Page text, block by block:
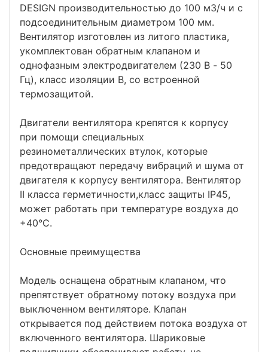
DESIGN производительностью до 100 м3/ч и с
подсоединительным диаметром 100 мм.
Вентилятор изготовлен из литого пластика,
укомплектован обратным клапаном и
однофазным электродвигателем (230 В - 50
Гц), класс изоляции B, со встроенной
термозащитой.
Двигатели вентилятора крепятся к корпусу
при помощи специальных
резинометаллических втулок, которые
предотвращают передачу вибраций и шума от
двигателя к корпусу вентилятора. Вентилятор
II класса герметичности,класс защиты IP45,
может работать при температуре воздуха до
+40°C.
Основные преимущества
Модель оснащена обратным клапаном, что
препятствует обратному потоку воздуха при
выключенном вентиляторе. Клапан
открывается под действием потока воздуха от
включенного вентилятора. Шариковые